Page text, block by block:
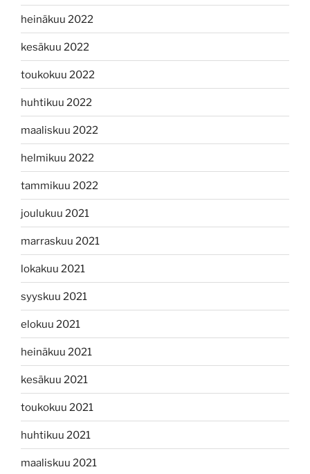
heinäkuu 2022
kesäkuu 2022
toukokuu 2022
huhtikuu 2022
maaliskuu 2022
helmikuu 2022
tammikuu 2022
joulukuu 2021
marraskuu 2021
lokakuu 2021
syyskuu 2021
elokuu 2021
heinäkuu 2021
kesäkuu 2021
toukokuu 2021
huhtikuu 2021
maaliskuu 2021